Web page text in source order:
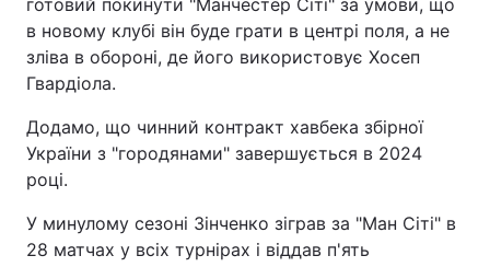
готовий покинути "Манчестер Сіті" за умови, що
в новому клубі він буде грати в центрі поля, а не
зліва в обороні, де його використовує Хосеп
Гвардіола.
Додамо, що чинний контракт хавбека збірної
України з "городянами" завершується в 2024
році.
У минулому сезоні Зінченко зіграв за "Ман Сіті" в
28 матчах у всіх турнірах і віддав п'ять